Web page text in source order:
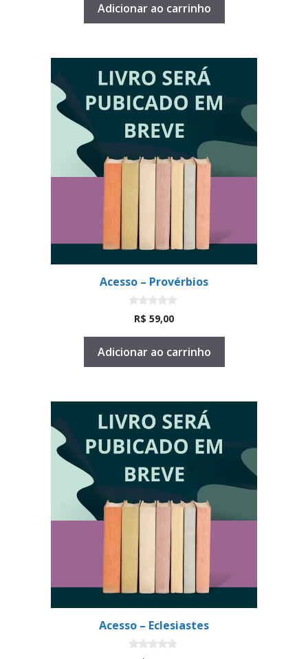
Adicionar ao carrinho
Acesso – Provérbios
R$ 59,00
Adicionar ao carrinho
Acesso – Eclesiastes